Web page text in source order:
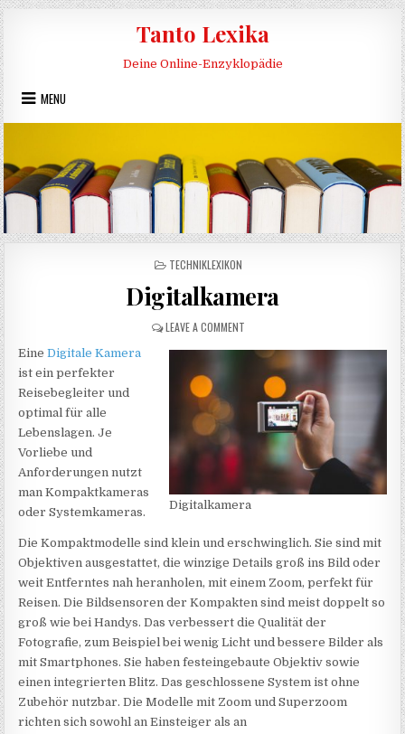
Skip to content
Tanto Lexika
Deine Online-Enzyklopädie
MENU
POSTED IN
TECHNIKLEXIKON
Digitalkamera
LEAVE A COMMENTON DIGITALKAMERA
Digitalkamera
EineDigitale Kamera
ist ein perfekter
Reisebegleiter und
optimal für alle
Lebenslagen. Je
Vorliebe und
Anforderungen nutzt
man Kompaktkameras
oder Systemkameras.
Die Kompaktmodelle sind klein und erschwinglich. Sie sind mit
Objektiven ausgestattet, die winzige Details groß ins Bild oder
weit Entferntes nah heranholen, mit einem Zoom, perfekt für
Reisen. Die Bildsensoren der Kompakten sind meist doppelt so
groß wie bei Handys. Das verbessert die Qualität der
Fotografie, zum Beispiel bei wenig Licht und bessere Bilder als
mit Smartphones. Sie haben festeingebaute Objektiv sowie
einen integrierten Blitz. Das geschlossene System ist ohne
Zubehör nutzbar. Die Modelle mit Zoom und Superzoom
richten sich sowohl an Einsteiger als an